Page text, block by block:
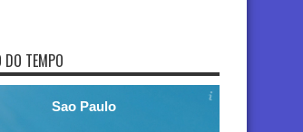
DO TEMPO
Sao Paulo